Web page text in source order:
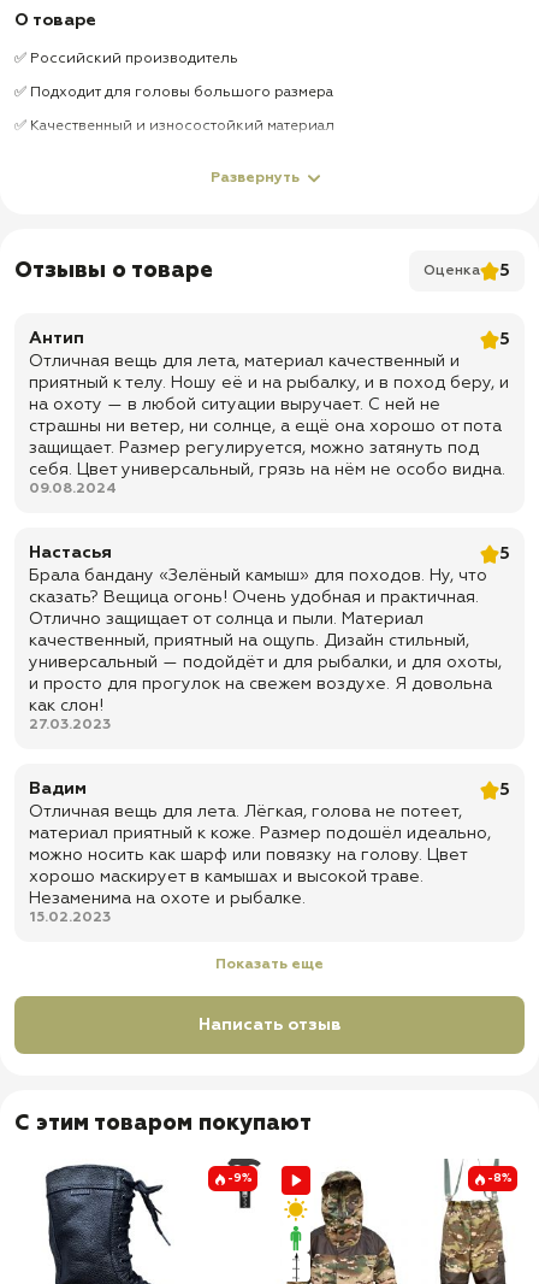
О товаре
✅ Российский производитель
✅ Подходит для головы большого размера
✅ Качественный и износостойкий материал
Развернуть
Отзывы о товаре Оценка 5
Антип
5
Отличная вещь для лета, материал качественный и
приятный к телу. Ношу её и на рыбалку, и в поход беру, и
на охоту — в любой ситуации выручает. С ней не
страшны ни ветер, ни солнце, а ещё она хорошо от пота
защищает. Размер регулируется, можно затянуть под
себя. Цвет универсальный, грязь на нём не особо видна.
09.08.2024
Настасья
5
Брала бандану «Зелёный камыш» для походов. Ну, что
сказать? Вещица огонь! Очень удобная и практичная.
Отлично защищает от солнца и пыли. Материал
качественный, приятный на ощупь. Дизайн стильный,
универсальный — подойдёт и для рыбалки, и для охоты,
и просто для прогулок на свежем воздухе. Я довольна
как слон!
27.03.2023
Вадим
5
Отличная вещь для лета. Лёгкая, голова не потеет,
материал приятный к коже. Размер подошёл идеально,
можно носить как шарф или повязку на голову. Цвет
хорошо маскирует в камышах и высокой траве.
Незаменима на охоте и рыбалке.
15.02.2023
Показать еще
Написать отзыв
С этим товаром покупают
-9% -8%